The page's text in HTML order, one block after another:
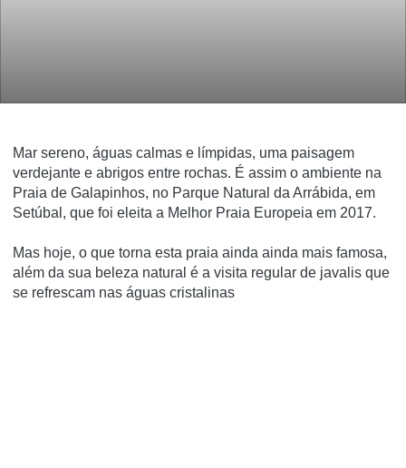
Mar sereno, águas calmas e límpidas, uma paisagem
verdejante e abrigos entre rochas. É assim o ambiente na
Praia de Galapinhos, no Parque Natural da Arrábida, em
Setúbal, que foi eleita a Melhor Praia Europeia em 2017.
Mas hoje, o que torna esta praia ainda ainda mais famosa,
além da sua beleza natural é a visita regular de javalis que
se refrescam nas águas cristalinas